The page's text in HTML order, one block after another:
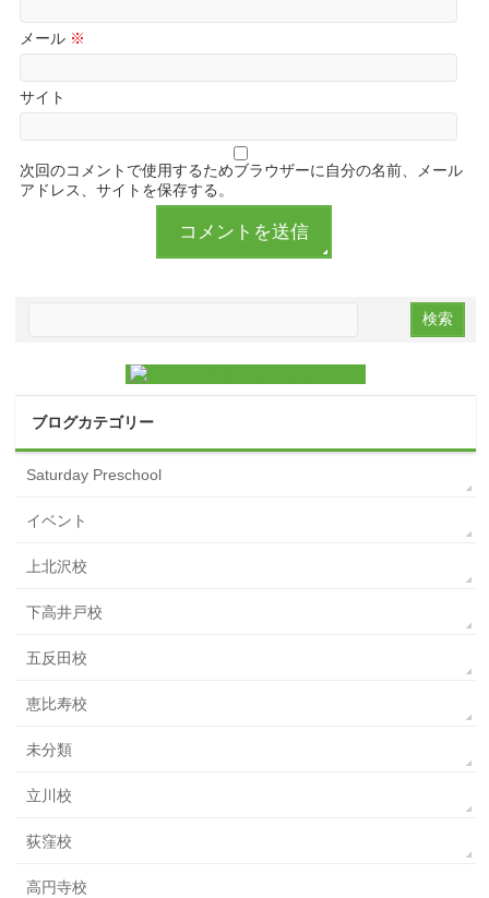
メール ※
サイト
次回のコメントで使用するためブラウザーに自分の名前、メール
アドレス、サイトを保存する。
ブログカテゴリー
Saturday Preschool
イベント
上北沢校
下高井戸校
五反田校
恵比寿校
未分類
立川校
荻窪校
高円寺校